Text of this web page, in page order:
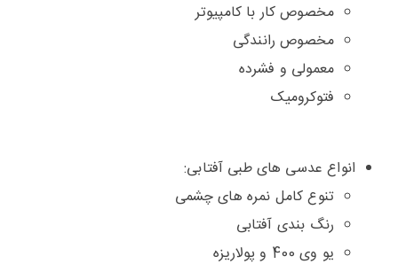
مخصوص کار با کامپیوتر
مخصوص رانندگی
معمولی و فشرده
فتوکرومیک
انواع عدسی های طبی آفتابی:
تنوع کامل نمره های چشمی
رنگ بندی آفتابی
یو وی 400 و پولاریزه